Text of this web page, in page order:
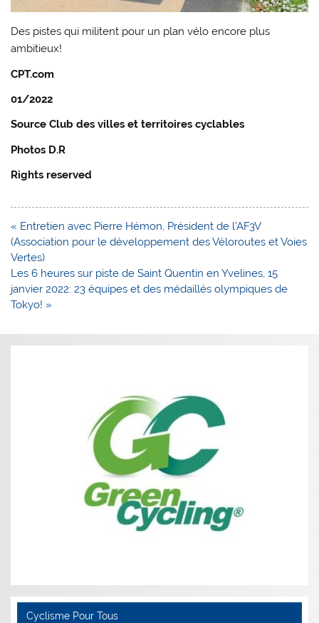
Des pistes qui militent pour un plan vélo encore plus
ambitieux!
CPT.com
01/2022
Source Club des villes et territoires cyclables
Photos D.R
Rights reserved
Navigation
de
l’article
« Entretien avec Pierre Hémon, Président de l’AF3V
(Association pour le développement des Véloroutes et Voies
Vertes)
Les 6 heures sur piste de Saint Quentin en Yvelines, 15
janvier 2022: 23 équipes et des médaillés olympiques de
Tokyo! »
Cyclisme Pour Tous